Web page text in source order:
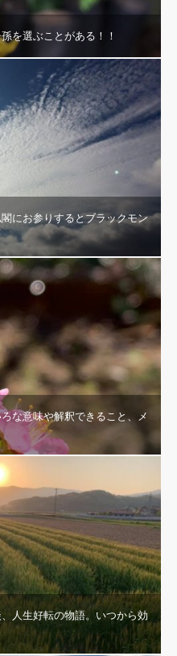
を選ぶことがある！！
にお参りするとブラックモン
な意味や解釈できること、メ
人生好転の物語。いつから効